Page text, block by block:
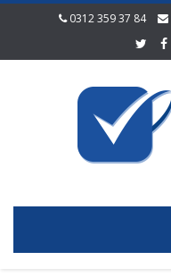
0312 359 37 84